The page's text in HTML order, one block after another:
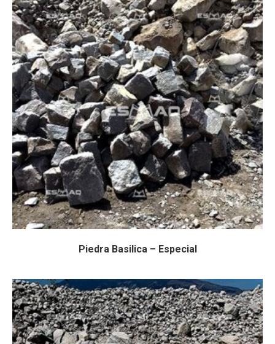
Piedra Basilica – Especial